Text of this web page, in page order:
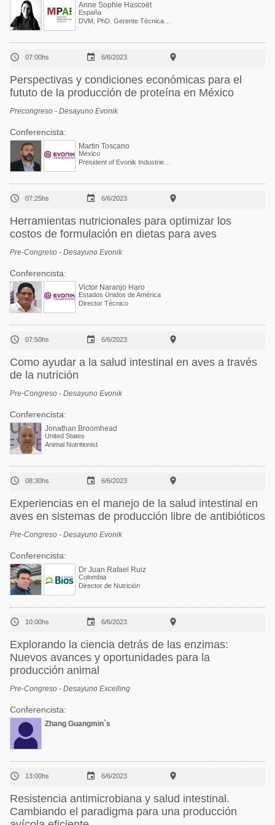
Anne Sophie Hascoët
España
 07:00hs  6/6/2023 
Perspectivas y condiciones económicas para el
fututo de la producción de proteína en México
Precongreso - Desayuno Evonik
Conferencista:
Martin Toscano
México
 07:25hs  6/6/2023 
Herramientas nutricionales para optimizar los
costos de formulación en dietas para aves
Pre-Congreso - Desayuno Evonik
Conferencista:
Victor Naranjo Haro
Estados Unidos de América
Director Técnico
 07:50hs  6/6/2023 
Como ayudar a la salud intestinal en aves a través
de la nutrición
Pre-Congreso - Desayuno Evonik
Conferencista:
Jonathan Broomhead
United States
Animal Nutritionist
 08:30hs  6/6/2023 
Experiencias en el manejo de la salud intestinal en
aves en sistemas de producción libre de antibióticos
Pre-Congreso - Desayuno Evonik
Conferencista:
Dr Juan Rafael Ruiz
Colombia
Director de Nutrición
 10:00hs  6/6/2023 
Explorando la ciencia detrás de las enzimas:
Nuevos avances y oportunidades para la
producción animal
Pre-Congreso - Desayuno Excelling
Conferencista:
Zhang Guangmin`s
 13:00hs  6/6/2023 
Resistencia antimicrobiana y salud intestinal.
Cambiando el paradigma para una producción